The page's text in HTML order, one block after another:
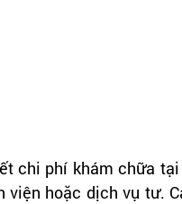
chi phí khám chữa
hoặc dịch vụ tư.